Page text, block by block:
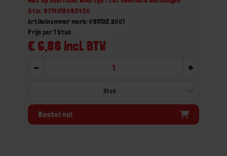
Gtin: 8714318082420
Artikelnummer merk: 095132.B001
€ 6,88 incl. BTW
Prijs per 1 Stuk
- +
Bestel nu!